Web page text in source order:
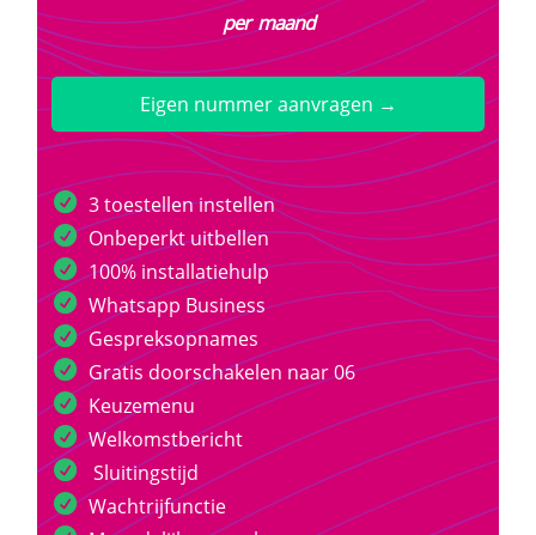
per maand
Eigen nummer aanvragen →
3 toestellen instellen
Onbeperkt uitbellen
100% installatiehulp
Whatsapp Business
Gespreksopnames
Gratis doorschakelen naar 06
Keuzemenu
Welkomstbericht
Sluitingstijd
Wachtrijfunctie